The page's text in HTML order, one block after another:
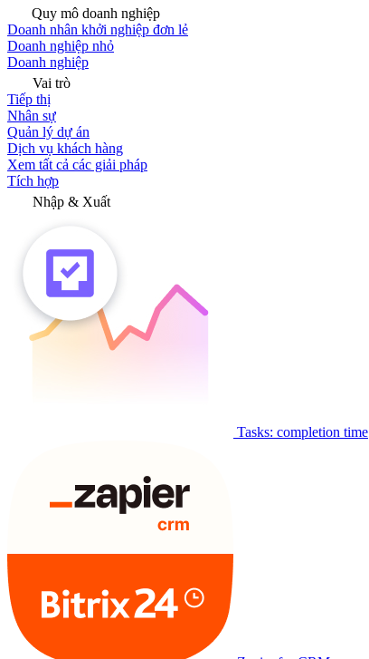
Quy mô doanh nghiệp
Doanh nhân khởi nghiệp đơn lẻ
Doanh nghiệp nhỏ
Doanh nghiệp
Vai trò
Tiếp thị
Nhân sự
Quản lý dự án
Dịch vụ khách hàng
Xem tất cả các giải pháp
Tích hợp
Nhập & Xuất
Tasks: completion time